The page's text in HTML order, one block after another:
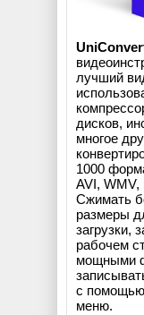
лучший
дисков,
многое
1000
AVI, WMV,
Сжимать
размеры
загрузки,
рабочем
мощными
с
меню.